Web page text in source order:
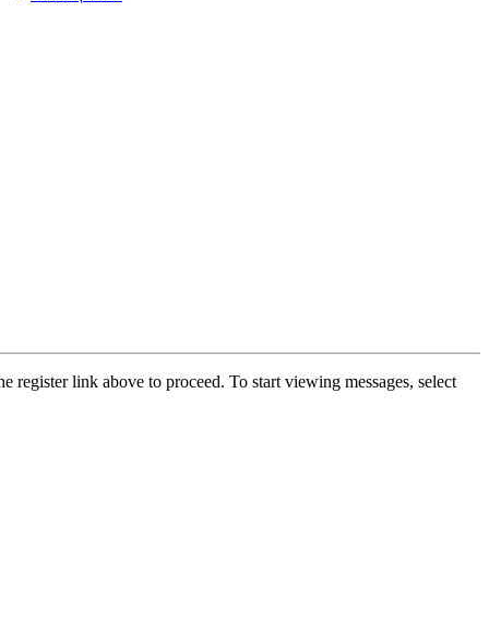
register link above to proceed. To start viewing messages, select